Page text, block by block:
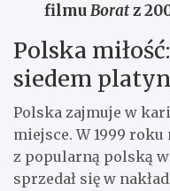
filmuBoratz
Polska
siedem platyn
Polska zajmuje w
miejsce. W 1999 roku
z popularną polską
sprzedał się w